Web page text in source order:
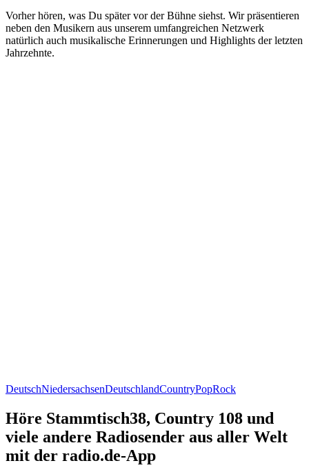
Vorher hören, was Du später vor der Bühne siehst. Wir präsentieren
neben den Musikern aus unserem umfangreichen Netzwerk
natürlich auch musikalische Erinnerungen und Highlights der letzten
Jahrzehnte.
DeutschNiedersachsenDeutschlandCountryPopRock
Höre Stammtisch38, Country 108 und
viele andere Radiosender aus aller Welt
mit der radio.de-App